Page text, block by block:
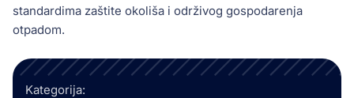
standardima zaštite okoliša i održivog gospodarenja
otpadom.
Kategorija: